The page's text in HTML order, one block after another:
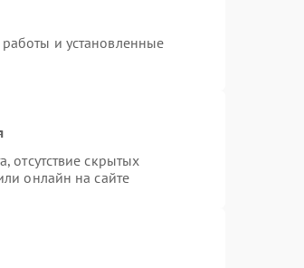
и установленные
отсутствие скрытых
онлайн на сайте